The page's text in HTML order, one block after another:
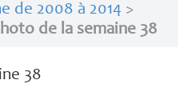
de 2008 à 2014>
de la semaine 38
38